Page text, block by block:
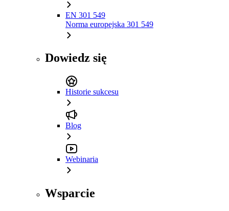
EN 301 549
Norma europejska 301 549
Dowiedz się
Historie sukcesu
Blog
Webinaria
Wsparcie